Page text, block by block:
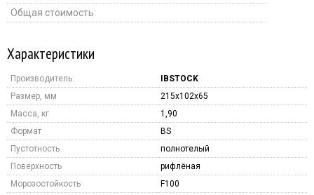
Общая стоимость:
Характеристики
Производитель:
IBSTOCK
Размер, мм
215x102x65
Масса, кг
1,90
Формат
BS
Пустотность
полнотелый
Поверхность
рифлёная
Морозостойкость
F100